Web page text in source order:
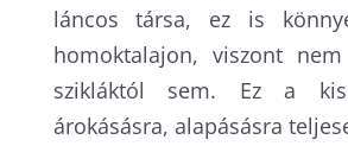
láncos társa, ez is
homoktalajon, viszont
szikláktól sem. Ez a
árokásásra, alapásásra